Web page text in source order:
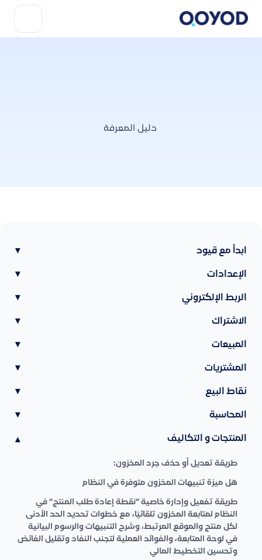
دليل المعرفة
ابدأ مع قيود ▾
الإعدادات ▾
الربط الإلكتروني ▾
الاشتراك ▾
المبيعات ▾
المشتريات ▾
نقاط البيع ▾
المحاسبة ▾
المنتجات و التكاليف ▾
طريقة تعديل أو حذف جرد المخزون:
هل ميزة تنبيهات المخزون متوفرة في النظام
طريقة تفعيل وإدارة خاصية “نقطة إعادة طلب المنتج” في
النظام لمتابعة المخزون تلقائيًا، مع خطوات تحديد الحد الأدنى
لكل منتج والموقع المرتبط، وشرح التنبيهات والرسوم البيانية
في لوحة المتابعة، والفوائد العملية لتجنب النفاد وتقليل الفائض
وتحسين التخطيط المالي